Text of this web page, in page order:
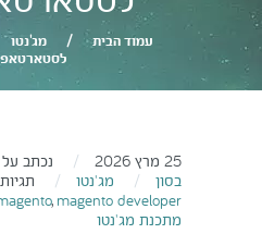
עמוד הבית מג'נטו
25 מרץ 2026 נכתב על
בסון
מג'נטו
, magento developer
מתכנת מג'נטו